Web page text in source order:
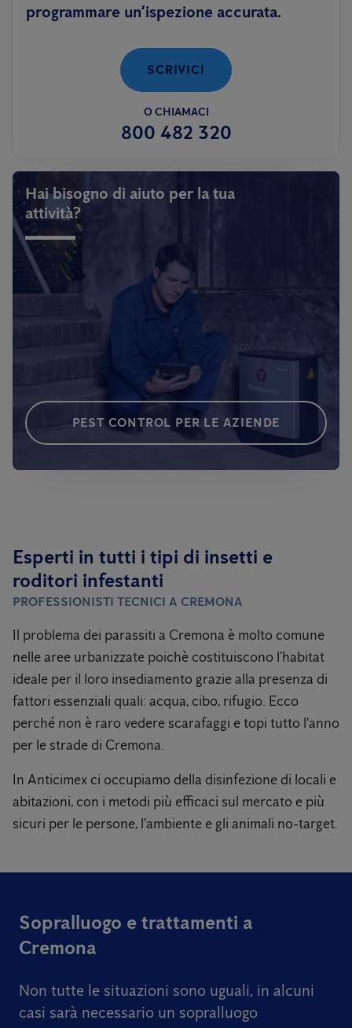
programmare un’ispezione accurata.
SCRIVICI
O CHIAMACI
800 482 320
Hai bisogno di aiuto per la tua
attività?
PEST CONTROL PER LE AZIENDE
Esperti in tutti i tipi di insetti e
roditori infestanti
PROFESSIONISTI TECNICI A CREMONA
Il problema dei parassiti a Cremona è molto comune
nelle aree urbanizzate poichè costituiscono l’habitat
ideale per il loro insediamento grazie alla presenza di
fattori essenziali quali: acqua, cibo, rifugio. Ecco
perché non è raro vedere scarafaggi e topi tutto l'anno
per le strade di Cremona.
In Anticimex ci occupiamo della disinfezione di locali e
abitazioni, con i metodi più efficaci sul mercato e più
sicuri per le persone, l'ambiente e gli animali no-target.
Sopralluogo e trattamenti a
Cremona
Non tutte le situazioni sono uguali, in alcuni
casi sarà necessario un sopralluogo